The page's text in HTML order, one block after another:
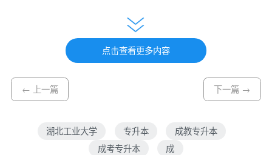
业
余 类：理工
物理学
类：理工
化学
本
2.5
余 类：理工
点击查看更多内容
← 上一篇 下一篇 →
湖北工业大学 专升本
成教专升本
成考专升本
成